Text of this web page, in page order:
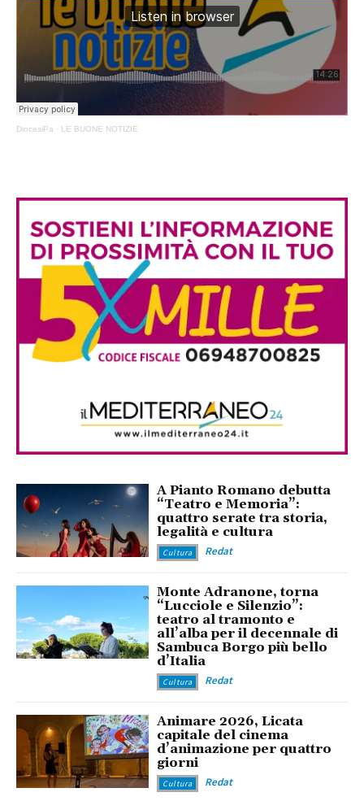
DiocesiPa · LE BUONE NOTIZIE
A Pianto Romano debutta
“Teatro e Memoria”:
quattro serate tra storia,
legalità e cultura
Cultura Redat
Monte Adranone, torna
“Lucciole e Silenzio”:
teatro al tramonto e
all’alba per il decennale di
Sambuca Borgo più bello
d’Italia
Cultura Redat
Animare 2026, Licata
capitale del cinema
d’animazione per quattro
giorni
Cultura Redat